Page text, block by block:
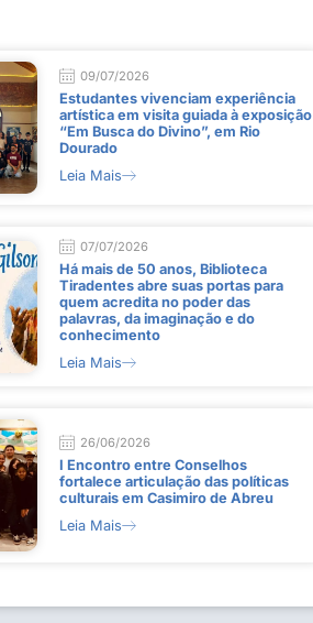
09/07/2026
Estudantes vivenciam experiência
artística em visita guiada à exposição
“Em Busca do Divino”, em Rio
Dourado
Leia Mais
07/07/2026
Há mais de 50 anos, Biblioteca
Tiradentes abre suas portas para
quem acredita no poder das
palavras, da imaginação e do
conhecimento
Leia Mais
26/06/2026
I Encontro entre Conselhos
fortalece articulação das políticas
culturais em Casimiro de Abreu
Leia Mais